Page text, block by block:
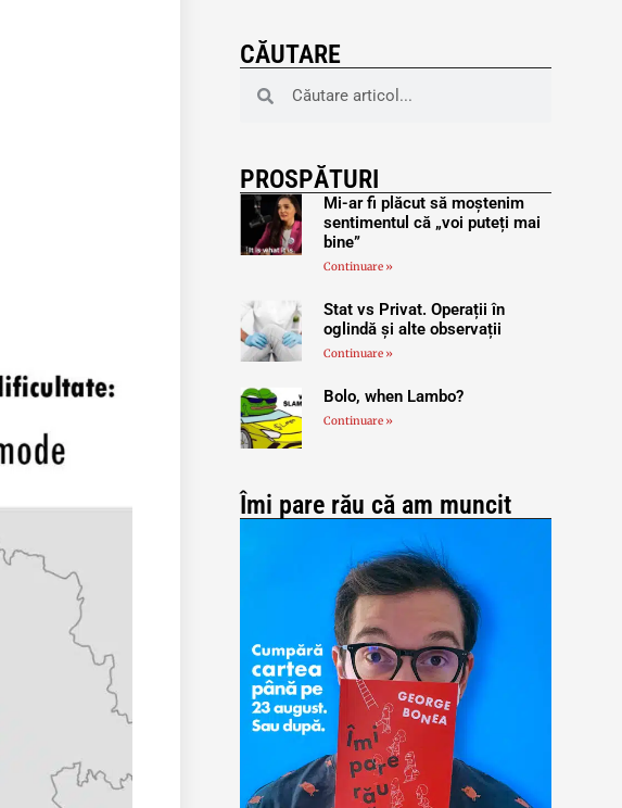
CĂUTARE
PROSPĂTURI
Mi-ar fi plăcut să moștenim
sentimentul că „voi puteți mai
bine”
Continuare »
Stat vs Privat. Operații în
oglindă și alte observații
Continuare »
Bolo, when Lambo?
Continuare »
Îmi pare rău că am muncit